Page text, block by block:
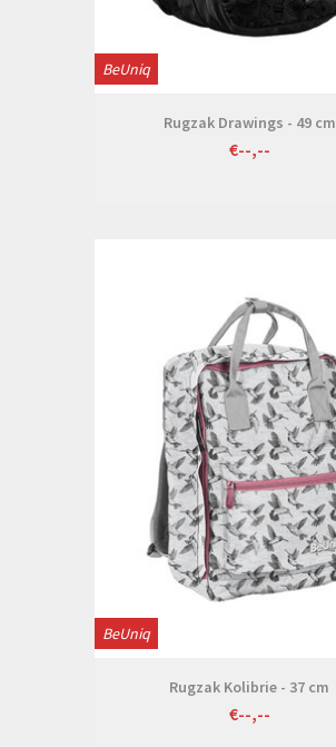
BeUniq
Rugzak Drawings - 49 cm
€--,--
BeUniq
Rugzak Kolibrie - 37 cm
€--,--